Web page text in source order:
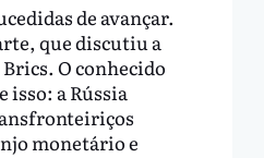
de avançar.
que discutiu a
O conhecido
isso: a Rússia
monetário e